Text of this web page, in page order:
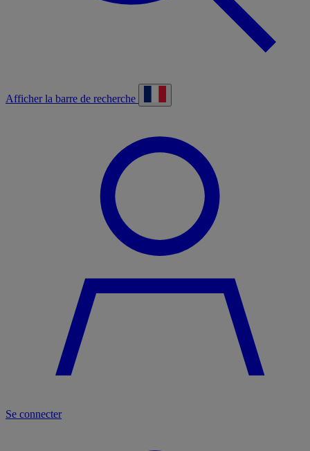
Afficher la barre de recherche
Se connecter